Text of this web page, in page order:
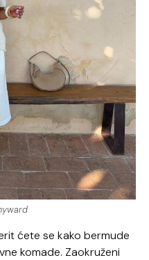
ćete se kako bermude
komade. Zaokruženi